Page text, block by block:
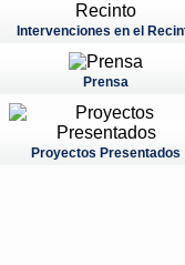
Intervenciones en el
Prensa
Proyectos Presentados